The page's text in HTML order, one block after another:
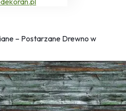
– Postarzane Drewno w